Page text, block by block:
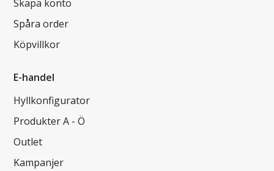
Skapa konto
Spåra order
Köpvillkor
E-handel
Hyllkonfigurator
Produkter A - Ö
Outlet
Kampanjer